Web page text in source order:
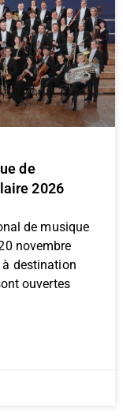
de
2026
de musique
novembre
destination
ouvertes